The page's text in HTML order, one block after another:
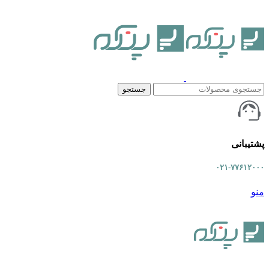
جستجو
پشتیبانی
۰۲۱-۷۷۶۱۲۰۰۰
منو